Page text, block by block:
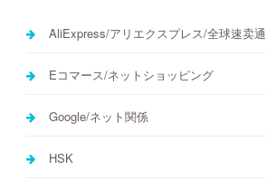
AliExpress/アリエクスプレス/全球速卖通
Eコマース/ネットショッピング
Google/ネット関係
HSK